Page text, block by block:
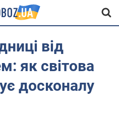
від
як світова
досконалу